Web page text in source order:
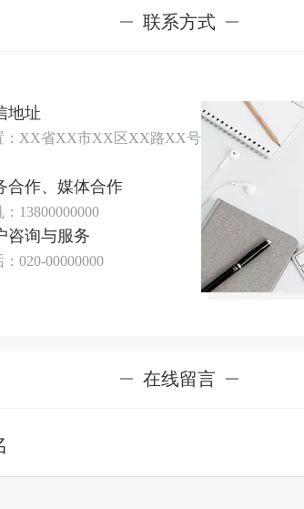
联系方式
地址
：XX省XX市XX区XX路XX号
合作、媒体合作
13800000000
咨询与服务
：020-00000000
在线留言